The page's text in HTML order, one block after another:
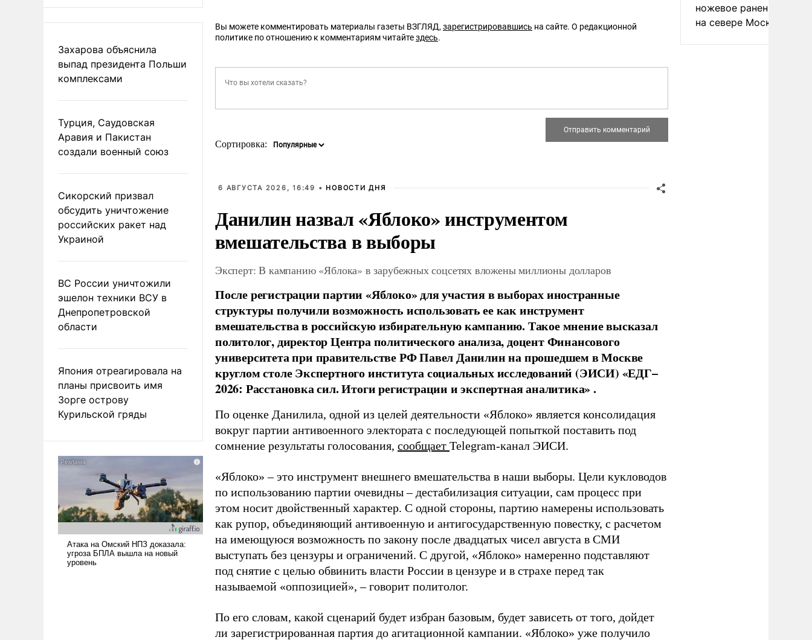
Захарова объяснила
выпад президента Польши
комплексами
Турция, Саудовская
Аравия и Пакистан
создали военный союз
Сикорский призвал
обсудить уничтожение
российских ракет над
Украиной
ВС России уничтожили
эшелон техники ВСУ в
Днепропетровской
области
Япония отреагировала на
планы присвоить имя
Зорге острову
Курильской гряды
Вы можете комментировать материалы газеты ВЗГЛЯД, зарегистрировавшись на сайте. О редакционной
политике по отношению к комментариям читайтездесь.
Сортировка:
6 АВГУСТА 2026, 16:49 • НОВОСТИ ДНЯ
Данилин назвал «Яблоко» инструментом
вмешательства в выборы
Эксперт: В кампанию «Яблока» в зарубежных соцсетях вложены миллионы долларов
После регистрации партии «Яблоко» для участия в выборах иностранные
структуры получили возможность использовать ее как инструмент
вмешательства в российскую избирательную кампанию. Такое мнение высказал
политолог, директор Центра политического анализа, доцент Финансового
университета при правительстве РФ Павел Данилин на прошедшем в Москве
круглом столе Экспертного института социальных исследований (ЭИСИ) «ЕДГ–
2026: Расстановка сил. Итоги регистрации и экспертная аналитика» .
По оценке Данилила, одной из целей деятельности «Яблоко» является консолидация
вокруг партии антивоенного электората с последующей попыткой поставить под
сомнение результаты голосования, сообщает Telegram-канал ЭИСИ.
«Яблоко» – это инструмент внешнего вмешательства в наши выборы. Цели кукловодов
по использованию партии очевидны – дестабилизация ситуации, сам процесс при
этом носит двойственный характер. С одной стороны, партию намерены использовать
как рупор, объединяющий антивоенную и антигосударственную повестку, с расчетом
на имеющуюся возможность по закону после двадцатых чисел августа в СМИ
выступать без цензуры и ограничений. С другой, «Яблоко» намеренно подставляют
под снятие с целью обвинить власти России в цензуре и в страхе перед так
называемой «оппозицией», – говорит политолог.
По его словам, какой сценарий будет избран базовым, будет зависеть от того, дойдет
ли зарегистрированная партия до агитационной кампании. «Яблоко» уже получило
ножевое ранение в
на севере Москвы